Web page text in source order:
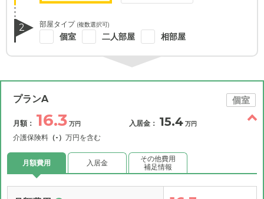
2 部屋タイプ (複数選択可)
個室 二人部屋 相部屋
プランA 個室
月額： 16.3 万円
介護保険料 （-） 万円を含む
入居金： 15.4 万円
月額費用 入居金
その他費用
補足情報